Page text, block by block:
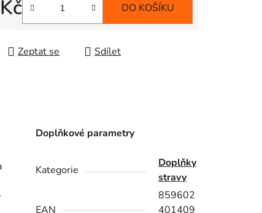
DO KOŠÍKU
Zeptat se Sdílet
Doplňkové parametry
Kategorie
Doplňky
stravy
EAN
859602
401409